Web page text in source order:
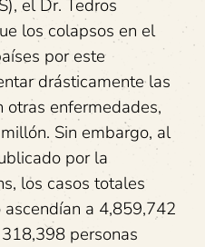
el Dr. Tedros
los colapsos en el
por este
drásticamente las
otras enfermedades,
Sin embargo, al
por la
los casos totales
a 4,859,742
personas